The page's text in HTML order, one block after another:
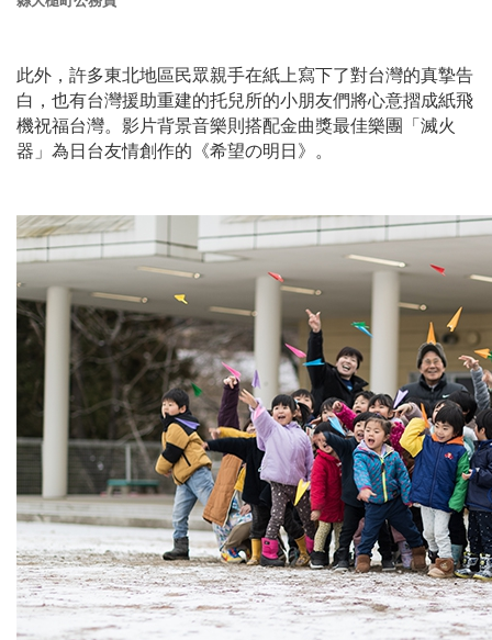
此外，許多東北地區民眾親手在紙上寫下了對台灣的真摯告
白，也有台灣援助重建的托兒所的小朋友們將心意摺成紙飛
機祝福台灣。影片背景音樂則搭配金曲獎最佳樂團「滅火
器」為日台友情創作的《希望の明日》。